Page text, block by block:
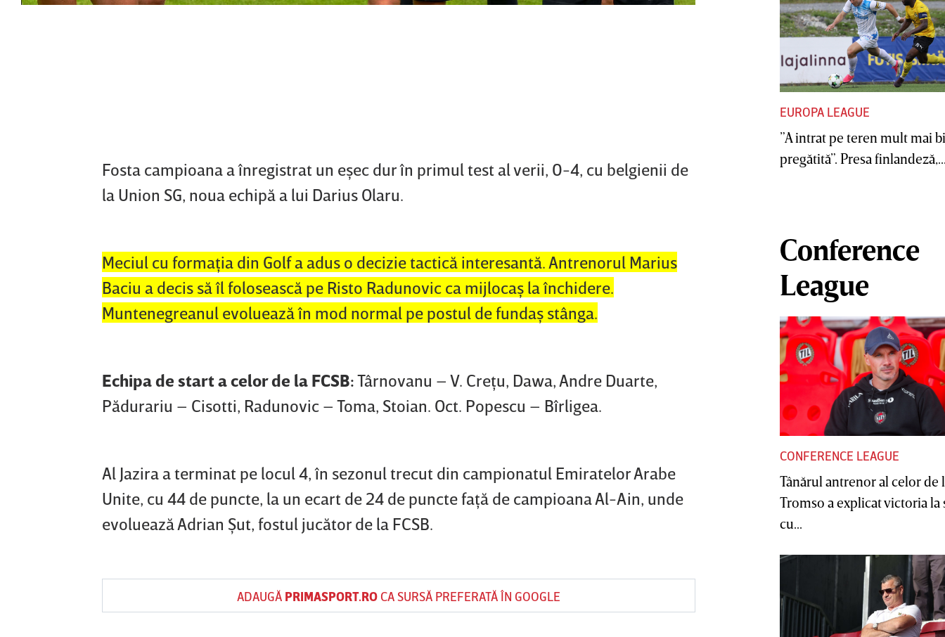
Fosta campioana a înregistrat un eşec dur în primul test al verii, 0-4, cu belgienii de
la Union SG, noua echipă a lui Darius Olaru.
Meciul cu formaţia din Golf a adus o decizie tactică interesantă. Antrenorul Marius
Baciu a decis să îl folosească pe Risto Radunovic ca mijlocaş la închidere.
Muntenegreanul evoluează în mod normal pe postul de fundaş stânga.
Echipa de start a celor de la FCSB:Târnovanu – V. Creţu, Dawa, Andre Duarte,
Pădurariu – Cisotti, Radunovic – Toma, Stoian. Oct. Popescu – Bîrligea.
Al Jazira a terminat pe locul 4, în sezonul trecut din campionatul Emiratelor Arabe
Unite, cu 44 de puncte, la un ecart de 24 de puncte faţă de campioana Al-Ain, unde
evoluează Adrian Şut, fostul jucător de la FCSB.
ADAUGĂ PRIMASPORT.ROCA SURSĂ PREFERATĂ ÎN GOOGLE
EUROPA LEAGUE
”A intrat pe teren mult mai
pregătită”. Presa
Conference
League
CONFERENCE LEAGUE
Tânărul antrenor al celor de
Tromso a explicat victoria la
cu...